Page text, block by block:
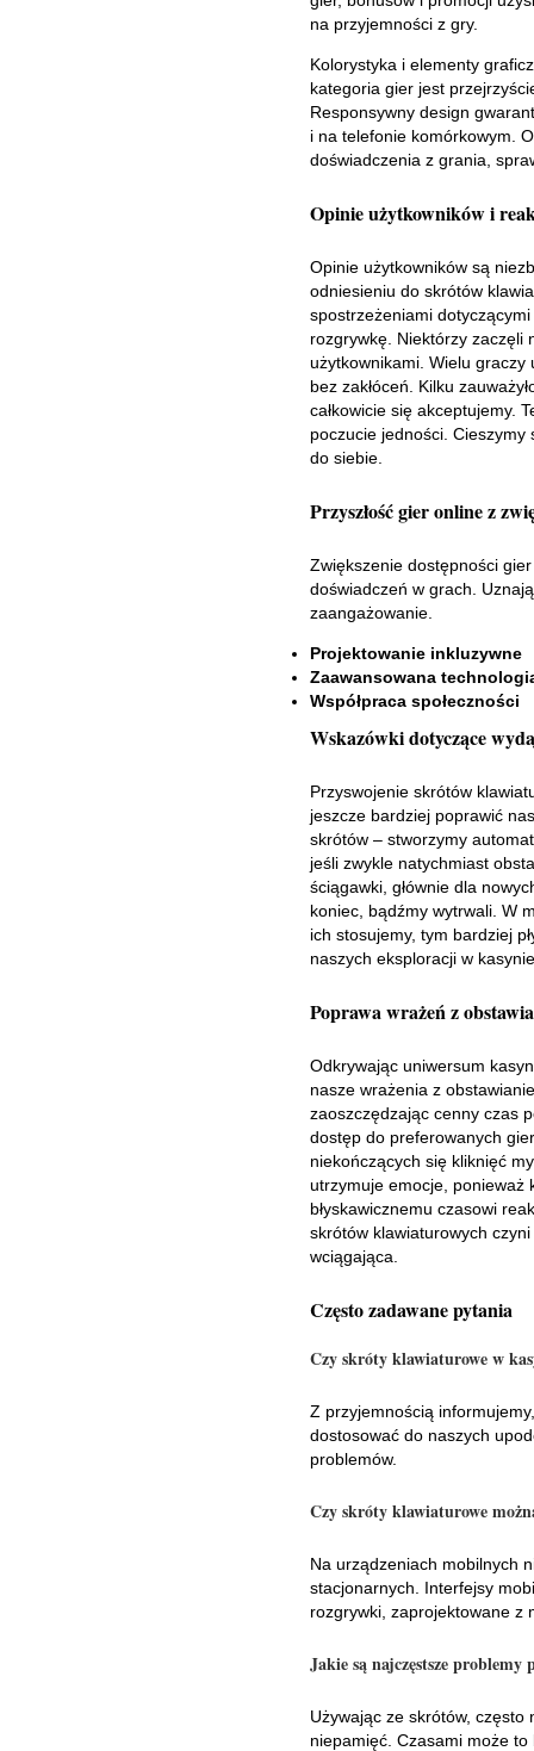
na przyjemności z gry.
Kolorystyka i elementy
kategoria gier jest
Responsywny design
i na telefonie komórkowym.
doświadczenia z grania,
Opinie użytkowników i
Opinie użytkowników są
odniesieniu do skrótów
spostrzeżeniami
rozgrywkę. Niektórzy zaczęli
użytkownikami. Wielu
bez zakłóceń. Kilku
całkowicie się akceptujemy.
poczucie jedności.
do siebie.
Przyszłość gier online z
Zwiększenie dostępności
doświadczeń w grach.
zaangażowanie.
Projektowanie inkluzywne
Zaawansowana
Współpraca społeczności
Wskazówki dotyczące
Przyswojenie skrótów
jeszcze bardziej poprawić
skrótów – stworzymy
jeśli zwykle natychmiast
ściągawki, głównie dla
koniec, bądźmy wytrwali. W
ich stosujemy, tym bardziej
naszych eksploracji w
Poprawa wrażeń z
Odkrywając uniwersum
nasze wrażenia z
zaoszczędzając cenny czas
dostęp do preferowanych
niekończących się kliknięć
utrzymuje emocje, ponieważ
błyskawicznemu czasowi
skrótów klawiaturowych
wciągająca.
Często zadawane pytania
Czy skróty klawiaturowe w
Z przyjemnością
dostosować do naszych
problemów.
Czy skróty klawiaturowe
Na urządzeniach mobilnych
stacjonarnych. Interfejsy
rozgrywki, zaprojektowane z
Jakie są najczęstsze problemy
Używając ze skrótów, często
niepamięć. Czasami może